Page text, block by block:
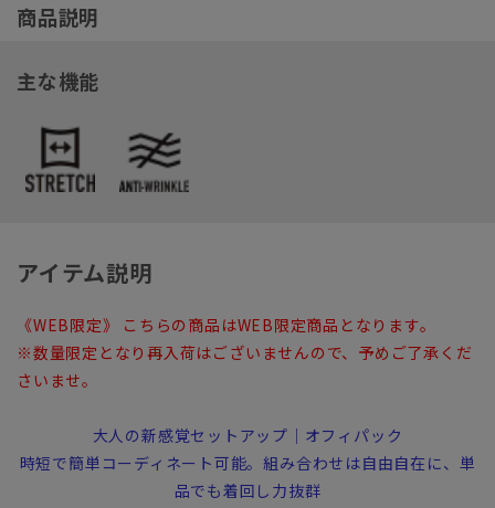
商品説明
主な機能
アイテム説明
《WEB限定》 こちらの商品はWEB限定商品となります。
※数量限定となり再入荷はございませんので、予めご了承くだ
さいませ。
大人の新感覚セットアップ｜オフィパック
時短で簡単コーディネート可能。組み合わせは自由自在に、単
品でも着回し力抜群